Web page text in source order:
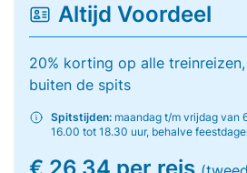
Altijd Voordeel
20% korting op alle
buiten de spits
Spitstijden: maandag t/m vrijdag van
16.00 tot 18.30 uur, behalve